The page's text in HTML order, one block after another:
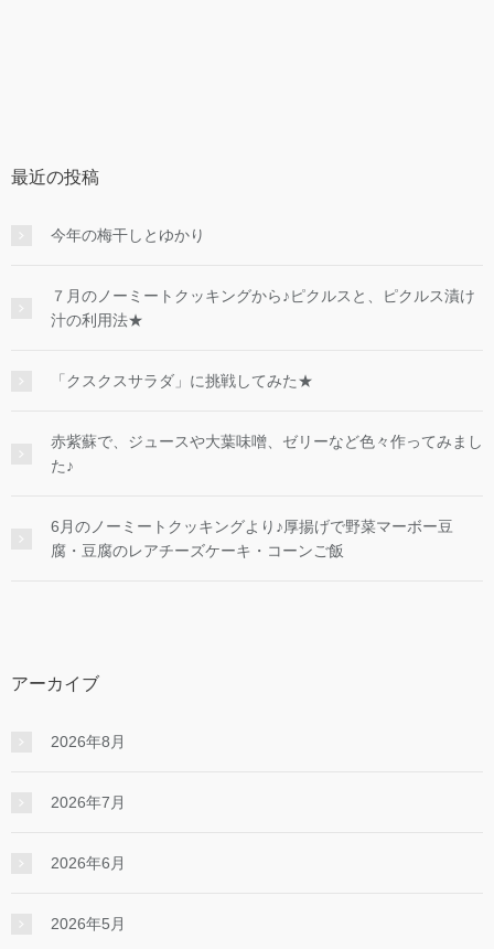
最近の投稿
今年の梅干しとゆかり
７月のノーミートクッキングから♪ピクルスと、ピクルス漬け
汁の利用法★
「クスクスサラダ」に挑戦してみた★
赤紫蘇で、ジュースや大葉味噌、ゼリーなど色々作ってみまし
た♪
6月のノーミートクッキングより♪厚揚げで野菜マーボー豆
腐・豆腐のレアチーズケーキ・コーンご飯
アーカイブ
2026年8月
2026年7月
2026年6月
2026年5月